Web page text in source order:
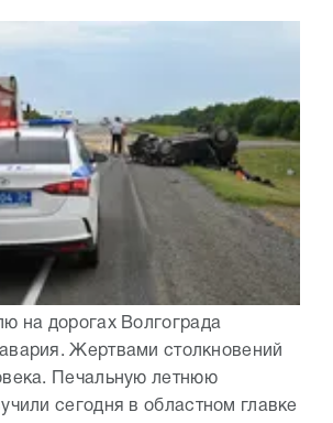
на дорогах Волгограда
Жертвами столкновений
Печальную летнюю
сегодня в областном главке